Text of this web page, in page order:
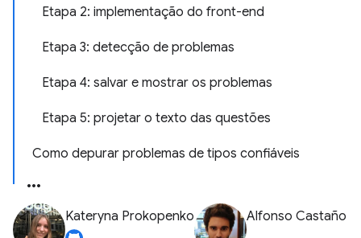
Etapa 2: implementação do front-end
Etapa 3: detecção de problemas
Etapa 4: salvar e mostrar os problemas
Etapa 5: projetar o texto das questões
Como depurar problemas de tipos confiáveis
Kateryna Prokopenko Alfonso Castaño